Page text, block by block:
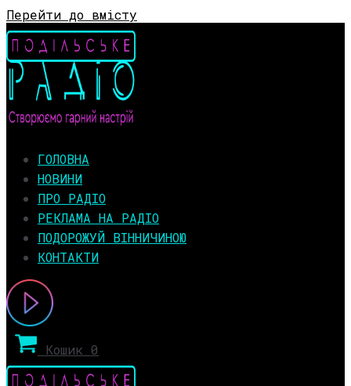
Перейти до вмісту
ГОЛОВНА
НОВИНИ
ПРО РАДІО
РЕКЛАМА НА РАДІО
ПОДОРОЖУЙ ВІННИЧИНОЮ
КОНТАКТИ
Кошик 0